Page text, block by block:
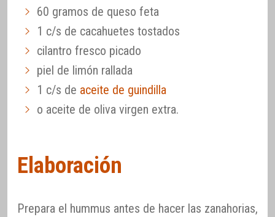
60 gramos de queso feta
1 c/s de cacahuetes tostados
cilantro fresco picado
piel de limón rallada
1 c/s de aceite de guindilla
o aceite de oliva virgen extra.
Elaboración
Prepara el hummus antes de hacer las zanahorias,